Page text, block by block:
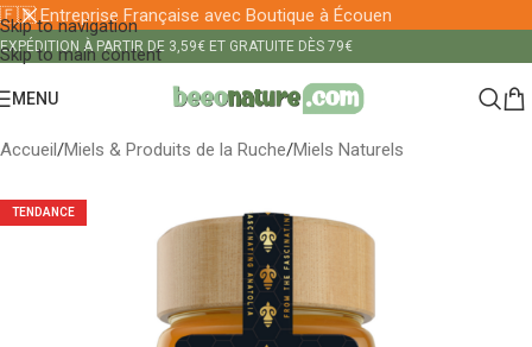
Skip to navigation
Skip to main content
🇫🇷 Entreprise Française avec Boutique à Écouen
EXPÉDITION À PARTIR DE 3,59€ ET GRATUITE DÈS 79€
MENU
Accueil/Miels & Produits de la Ruche/Miels Naturels
TENDANCE